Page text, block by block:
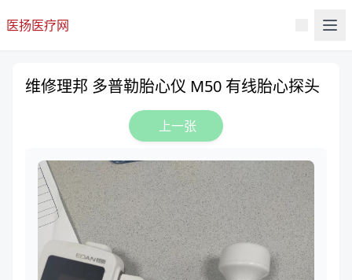
医扬医疗网
维修理邦 多普勒胎心仪 M50 有线胎心探头
上一张